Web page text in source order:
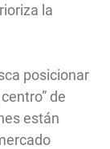
la
posicionar
de
están